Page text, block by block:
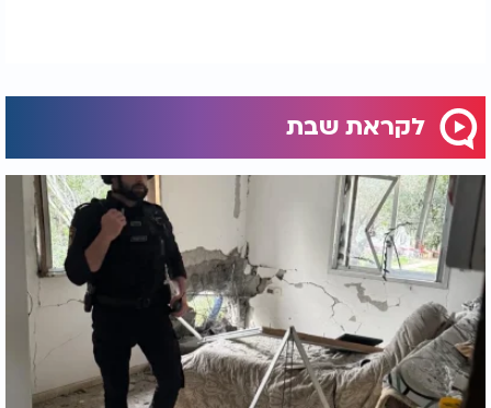
לקראת שבת